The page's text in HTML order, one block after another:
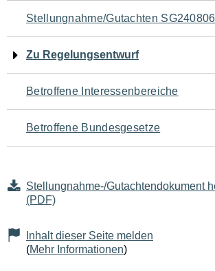
Navigation
für
den
Seiteninhalt
Stellungnahme/Gutachten
Zu Regelungsentwurf
Betroffene Interessenbereiche
Betroffene Bundesgesetze
Stellungnahme-/Gutachtendokument
(PDF)
Inhalt dieser Seite melden
(Mehr Informationen)